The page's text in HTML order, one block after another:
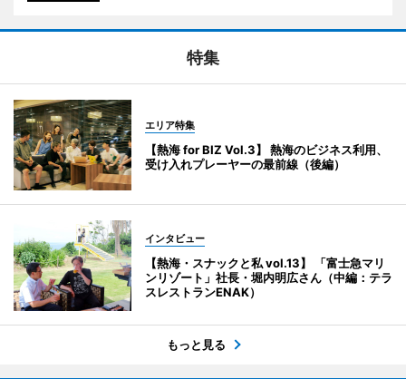
特集
エリア特集
【熱海 for BIZ Vol.3】 熱海のビジネス利用、
受け入れプレーヤーの最前線（後編）
インタビュー
【熱海・スナックと私 vol.13】 「富士急マリ
ンリゾート」社長・堀内明広さん（中編：テラ
スレストランENAK）
もっと見る